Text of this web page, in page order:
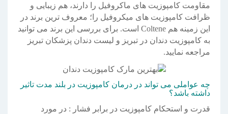
مقاومت کامپوزیت های ماکروفیل را دارند، هم زیبایی و
ظرافت کامپوزیت های میکروفیل را؛ معروف ترین برند در
این زمینه هم Coltene است. برای بررسی این برند می توانید
به کامپوزیت دندان در تبریز و لیست دندان پزشکان تبریز
مراجعه نمایید.
چه عواملی می تواند در درمان کامپوزیت در بلند مدت تاثیر
داشته باشد؟
قدرت و استحکام کامپوزیت در برابر فشار : در مورد